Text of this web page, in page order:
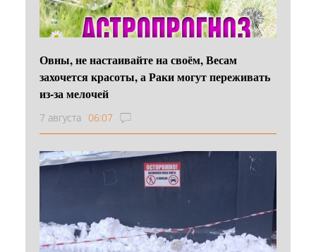
Овны, не настаивайте на своём, Весам
захочется красоты, а Раки могут переживать
из-за мелочей
7 августа 06:07